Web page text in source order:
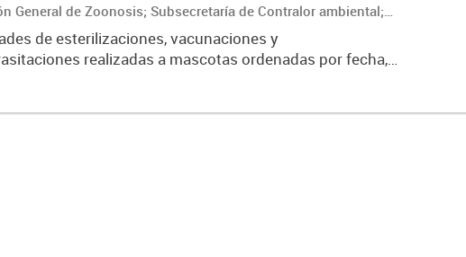
General de Zoonosis; Subsecretaría de Contralor ambiental;
de Ambiente y Desarrollo sustentable
de esterilizaciones, vacunaciones y
realizadas a mascotas ordenadas por fecha,